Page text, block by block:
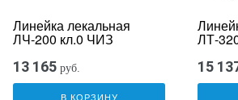
Линейка лекальная
ЛЧ-200 кл.0 ЧИЗ
13 165 руб.
В КОРЗИНУ
ЛТ-
15